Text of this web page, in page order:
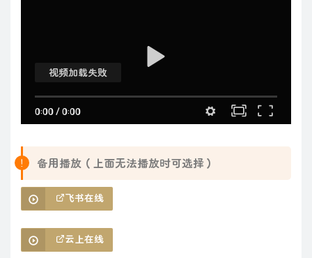
0:00 /0:00
视频加载失败
备用播放（上面无法播放时可选择）
飞书在线
云上在线